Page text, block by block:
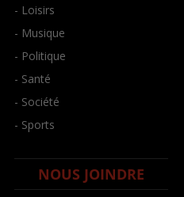
- Loisirs
- Musique
- Politique
- Santé
- Société
- Sports
NOUS JOINDRE